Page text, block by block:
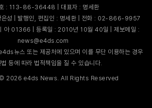
: 113-86-36448 | 대표자 : 명세환
은성 | 발행인, 편집인 : 명세환 | 전화 : 02-866-9957
아 01366 | 등록일 : 2010년 10월 40일 | 제보메일 :
news@e4ds.com
뉴스 또는 제공처에 있으며 이를 무단 이용하는 경우
등에 따라 법적책임을 질 수 있습니다.
©2026 e4ds News. All Rights Reserved